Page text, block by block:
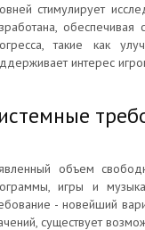
стимулирует
обеспечивая
такие как
интерес
объем
игры и
- новейший
существует